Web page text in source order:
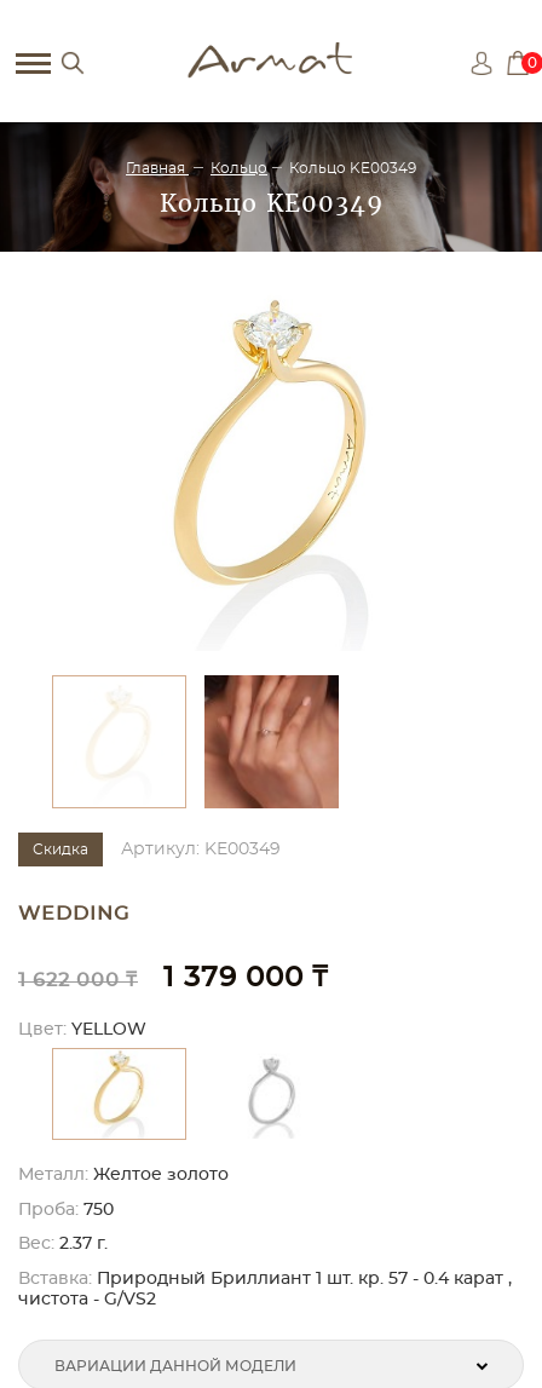
0
Главная Кольцо Кольцо KE00349
Кольцо KE00349
Скидка Артикул: KE00349
WEDDING
1 622 000 ₸ 1 379 000 ₸
Цвет: YELLOW
Металл: Желтое золото
Проба: 750
Вес: 2.37 г.
Вставка: Природный Бриллиант 1 шт. кр. 57 - 0.4 карат ,
чистота - G/VS2
ВАРИАЦИИ ДАННОЙ МОДЕЛИ